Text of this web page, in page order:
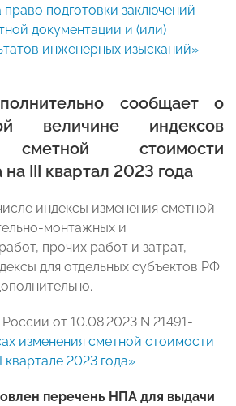
подготовки заключений
документации и (или)
инженерных изысканий»
сообщает о
величине индексов
сметной стоимости
на III квартал 2023 года
индексы изменения сметной
монтажных и
прочих работ и затрат,
для отдельных субъектов РФ
от 10.08.2023 N 21491-
изменения сметной стоимости
квартале 2023 года»
перечень НПА для выдачи